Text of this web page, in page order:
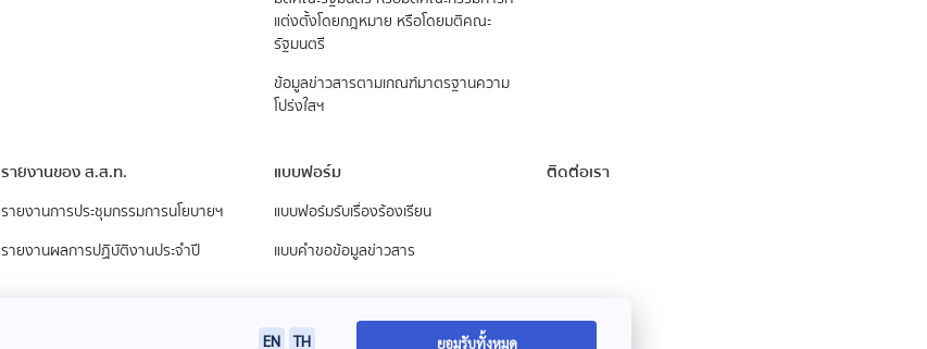
แต่งตั้งโดยกฎหมาย หรือโดยมติคณะ
รัฐมนตรี
ข้อมูลข่าวสารตามเกณฑ์มาตรฐานความ
โปร่งใสฯ
รายงานของ ส.ส.ท.
รายงานการประชุมกรรมการนโยบายฯ
รายงานผลการปฏิบัติงานประจำปี
แบบฟอร์ม
แบบฟอร์มรับเรื่องร้องเรียน
แบบคำขอข้อมูลข่าวสาร
ติดต่อเรา
EN TH ยอมรับทั้งหมด